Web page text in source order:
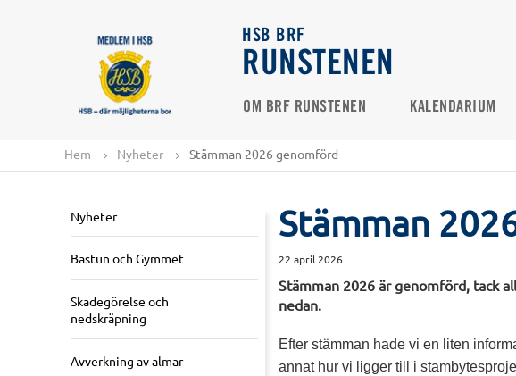
HSB BRF
RUNSTENEN
OM BRF RUNSTENEN KALENDARIUM
Hem Nyheter Stämman 2026 genomförd
Nyheter
Bastun och Gymmet
Skadegörelse och
nedskräpning
Avverkning av almar
Stämman
22 april 2026
Stämman 2026 är genomförd, tack
nedan.
Efter stämman hade vi en liten
annat hur vi ligger till i